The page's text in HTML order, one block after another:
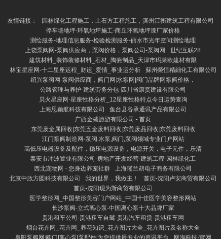
友情链接：
园林绿化工程施工，土石方工程施工，滨州江衡建筑工程有限公司
停车场地坪-环氧地坪施工-商丘环氧地坪漆厂家价格
测绘服务-地理信息服务-检验检测服务-丽水市光年空间测绘地理
上饶泵阀网-泵阀供应商，泵阀价格，泵阀公司-泵阀网
世纪互联28
建筑材料_装饰装修材料_石材_陶瓷制品_天津市玛莱欧建材有限
林宝星座网-十二星座运程_财运_爱情_事业运分析
蘇州榮恒精細化工有限公司
绍兴泵阀网-泵阀供应商，阀门网|水泵网|阀门品牌网泵阀价格，
公路管理与养护-建筑劳务分包-四川省康贤建设有限公司
贝火星座网-星座性格分析_12星座性格特点今日运势查询
上海思颖航科技有限公司
鱼台县谷承通讯产品有限公司
广西金盛旅游有限公司 - 首页
东莞废金属回收|东莞五金废料回收|东莞废品回收|东莞废料回收
江门泵阀制造网-泵阀,水泵,阀门,泵阀领域专业门户网站
高低压电器设备及配件，稳压电源设备，电源开关，电子元件，乐清
泰安市冲波置业有限公司-房地产开发经营-建筑工程-园林绿化工
西北宠物网 - 您身边养宠社群
上海瑾兰胡电子商务有限公司
北京中政方圆科技有限公司
我的世界，我做主！
首页-沈阳卢安商贸有限公司
首页-沈阳现为斯商贸有限公司
医学整形网_中国整形美容门户网站_中国十佳医学美容整形网站
长沙泵阀-立式离心泵-中国离心泵十大品牌厂家
贵港租车公司-贵港租车自驾-贵港汽车租赁-贵港租车网
烟台花卉网_花卉网_养花知识_花卉图片大全_花卉图片及名称大全
阜阳泵阀网|阀门|离心泵|泵配件|为您提供最专业的资讯平台
网淘科技-官网